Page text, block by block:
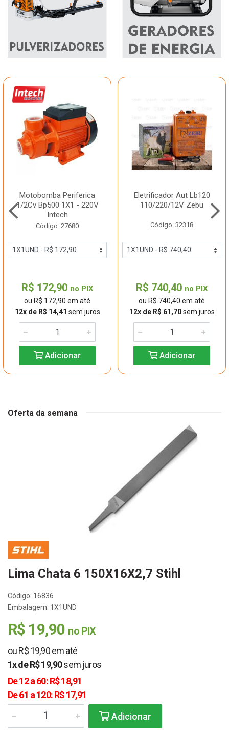
Motobomba Periferica
1/2Cv Bp500 1X1 - 220V
Intech
Código: 27680
R$ 172,90 no PIX
ou R$ 172,90 em até
12x de R$ 14,41 sem juros
Adicionar
Eletrificador Aut Lb120
110/220/12V Zebu
Código: 32318
R$ 740,40 no PIX
ou R$ 740,40 em até
12x de R$ 61,70sem juros
Adicionar
Oferta da semana
Lima Chata 6 150X16X2,7 Stihl
Código: 16836
Embalagem: 1X1UND
R$ 19,90 no PIX
ou R$ 19,90 em até
1x de R$ 19,90sem juros
De 12 a 60: R$ 18,91
De 61 a 120: R$ 17,91
Adicionar